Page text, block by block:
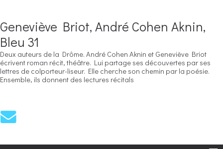
Geneviève Briot, André Cohen Aknin,
Bleu 31
Deux auteurs de la Drôme. André Cohen Aknin et Geneviève Briot
écrivent roman récit, théâtre. Lui partage ses découvertes par ses
lettres de colporteur-liseur. Elle cherche son chemin par la poésie.
Ensemble, ils donnent des lectures récitals